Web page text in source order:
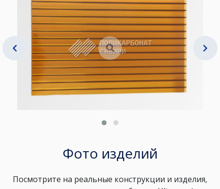
Фото изделий
Посмотрите на реальные конструкции и изделия,